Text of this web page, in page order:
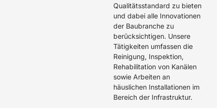
Qualitätsstandard zu bieten
und dabei alle Innovationen
der Baubranche zu
berücksichtigen. Unsere
Tätigkeiten umfassen die
Reinigung, Inspektion,
Rehabilitation von Kanälen
sowie Arbeiten an
häuslichen Installationen im
Bereich der Infrastruktur.